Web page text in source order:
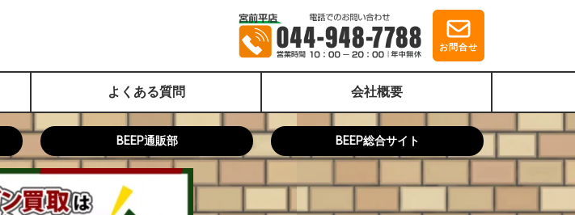
お問合せ
よくある質問 会社概要
BEEP通販部 BEEP総合サイト